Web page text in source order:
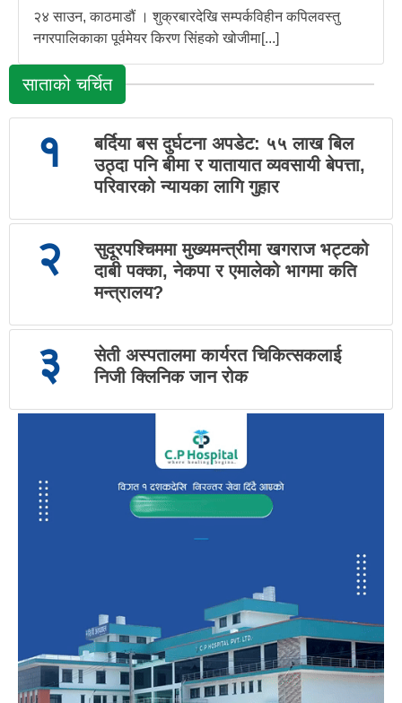
२४ साउन, काठमाडौं । शुक्रबारदेखि सम्पर्कविहीन कपिलवस्तु
नगरपालिकाका पूर्वमेयर किरण सिंहको खोजीमा[...]
साताको चर्चित
१
बर्दिया बस दुर्घटना अपडेट: ५५ लाख बिल
उठ्दा पनि बीमा र यातायात व्यवसायी बेपत्ता,
परिवारको न्यायका लागि गुहार
२
सुदूरपश्चिममा मुख्यमन्त्रीमा खगराज भट्टको
दाबी पक्का, नेकपा र एमालेको भागमा कति
मन्त्रालय?
३
सेती अस्पतालमा कार्यरत चिकित्सकलाई
निजी क्लिनिक जान रोक